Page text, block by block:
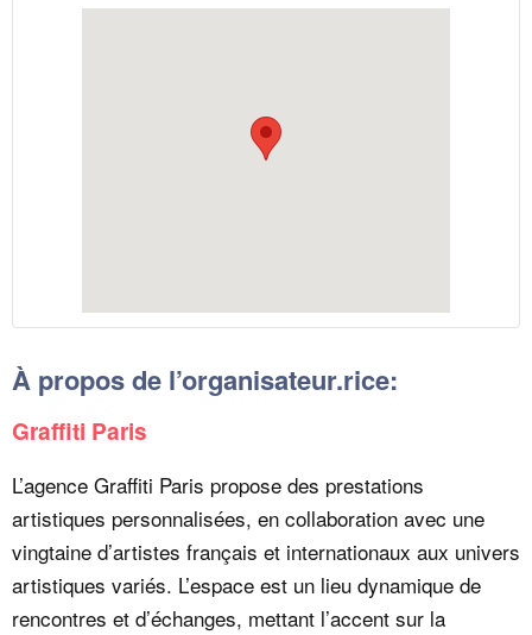
À propos de l’organisateur.rice:
Graffiti Paris
L’agence Graffiti Paris propose des prestations
artistiques personnalisées, en collaboration avec une
vingtaine d’artistes français et internationaux aux univers
artistiques variés. L’espace est un lieu dynamique de
rencontres et d’échanges, mettant l’accent sur la